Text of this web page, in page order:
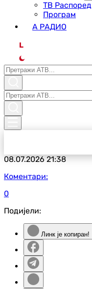
ТВ Распоред
Програм
А РАДИО
L
08.07.202621:38
Коментари:
0
Подијели:
Линк је копиран!